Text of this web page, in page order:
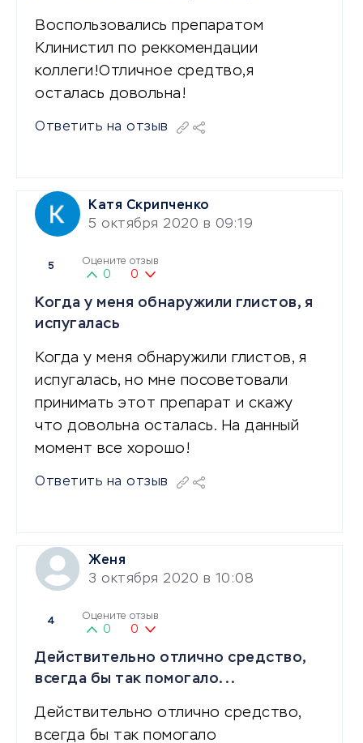
Воспользовались препаратом
Клинистил по реккомендации
коллеги!Отличное средтво,я
осталась довольна!
Ответить на отзыв
Катя Скрипченко
5 октября 2020 в 09:19
5 Оцените отзыв
0 0
Когда у меня обнаружили глистов, я
испугалась
Когда у меня обнаружили глистов, я
испугалась, но мне посоветовали
принимать этот препарат и скажу
что довольна осталась. На данный
момент все хорошо!
Ответить на отзыв
Женя
3 октября 2020 в 10:08
4 Оцените отзыв
0 0
Действительно отлично средство,
всегда бы так помогало...
Действительно отлично средство,
всегда бы так помогало